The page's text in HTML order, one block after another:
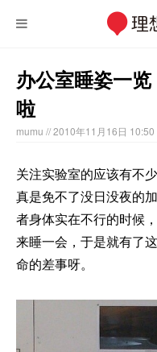
办公室睡姿一
啦
mumu // 2010年11月16日 10:50
关注实验室的应该有不
真是免不了没日没夜的
者身体实在不行的时候
来睡一会，于是就有了
命的差事呀。